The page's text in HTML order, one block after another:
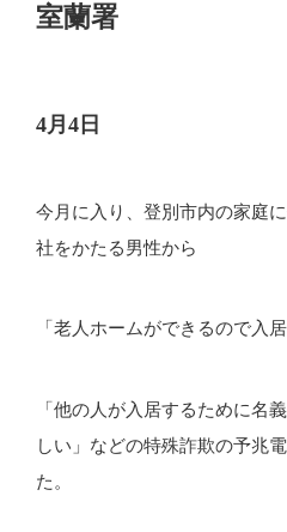
室蘭署
4月4日
今月に入り、登別市内の家庭
社をかたる男性から
「老人ホームができるので入
「他の人が入居するために名
しい」などの特殊詐欺の予兆
た。